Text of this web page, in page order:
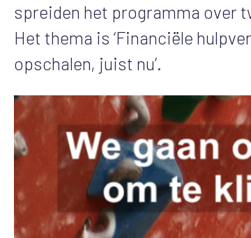
spreiden het programma over
Het thema is ‘Financiële
opschalen, juist nu’.